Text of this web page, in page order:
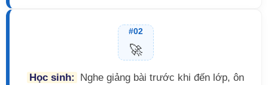
#02
🚀
Học sinh:
Nghe giảng bài trước khi đến lớp, ôn